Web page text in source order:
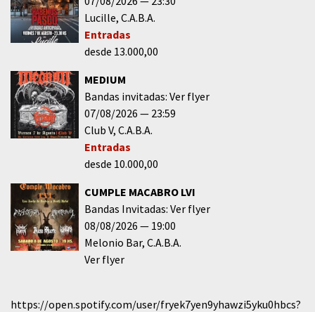
Lucille C.A.B.A.
Entradas
desde 13.000,00
MEDIUM
Bandas invitadas: Ver flyer
07/08/2026
23:59
Club V C.A.B.A.
Entradas
desde 10.000,00
CUMPLE MACABRO LVI
Bandas Invitadas: Ver flyer
08/08/2026
19:00
Melonio Bar C.A.B.A.
Ver flyer
https://open.spotify.com/user/fryek7yen9yhawzi5yku0hbcs?